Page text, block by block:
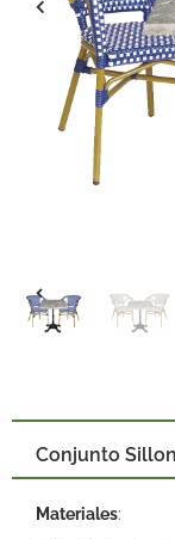
Conjunto
Materiales: